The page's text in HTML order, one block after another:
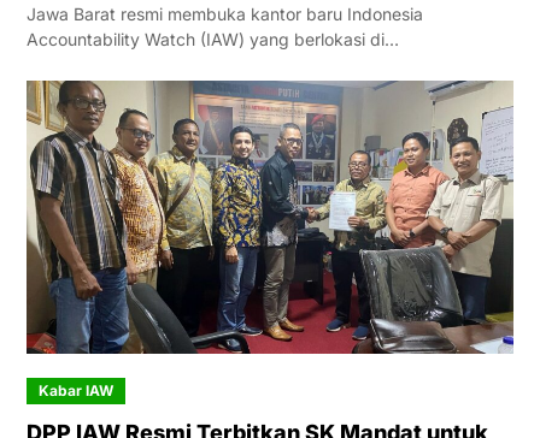
Jawa Barat resmi membuka kantor baru Indonesia
Accountability Watch (IAW) yang berlokasi di…
Kabar IAW
DPP IAW Resmi Terbitkan SK Mandat untuk